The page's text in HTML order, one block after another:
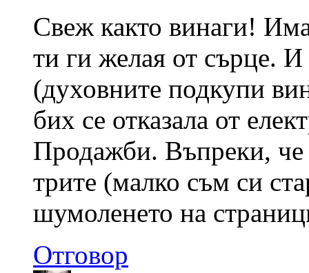
Свеж както винаги!
ти ги желая от сърце.
(духовните подкупи
бих се отказала от
Продажби. Въпреки, че
трите (малко съм си
шумоленето на
Отговор